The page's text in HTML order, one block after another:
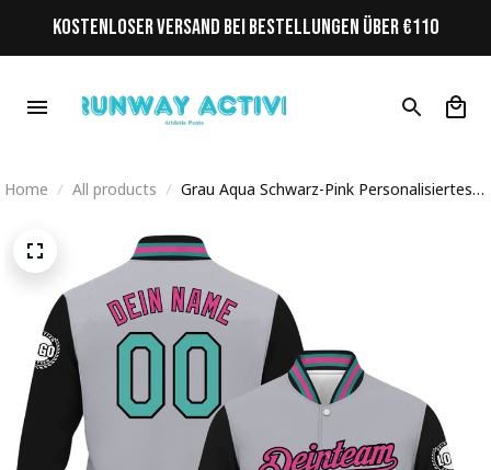
KOSTENLOSER VERSAND BEI BESTELLUNGEN ÜBER €110
Home All products
Grau Aqua Schwarz-Pink Personalisiertes